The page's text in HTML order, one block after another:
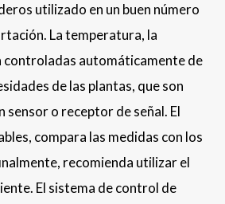
utilizado en un buen número
La temperatura, la
controladas automáticamente de
de las plantas, que son
sensor o receptor de señal. El
compara las medidas con los
recomienda utilizar el
El sistema de control de